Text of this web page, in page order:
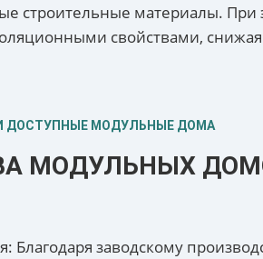
строительные материалы. При
свойствами,
ДОСТУПНЫЕ МОДУЛЬНЫЕ ДОМА
МОДУЛЬНЫХ
Благодаря заводскому